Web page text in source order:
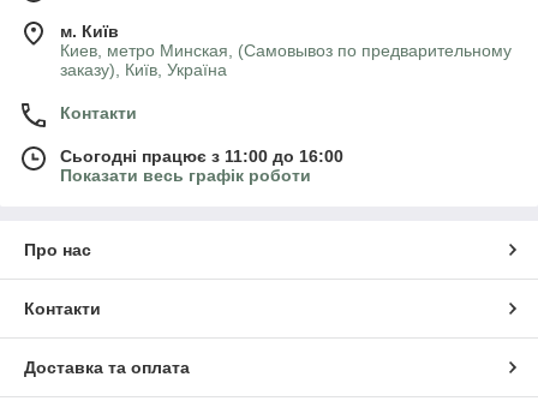
м. Київ
Киев, метро Минская, (Самовывоз по предварительному
заказу), Київ, Україна
Контакти
Сьогодні працює з 11:00 до 16:00
Показати весь графік роботи
Про нас
Контакти
Доставка та оплата